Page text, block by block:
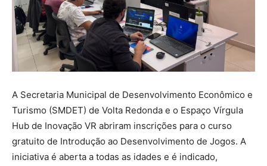
A Secretaria Municipal de Desenvolvimento Econômico e
Turismo (SMDET) de Volta Redonda e o Espaço Vírgula
Hub de Inovação VR abriram inscrições para o curso
gratuito de Introdução ao Desenvolvimento de Jogos. A
iniciativa é aberta a todas as idades e é indicado,